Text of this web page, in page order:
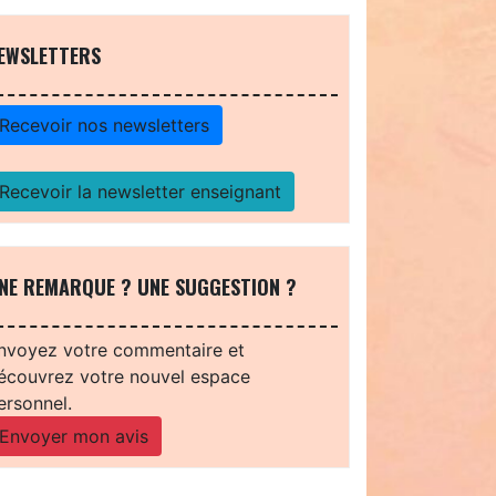
Recevoir nos newsletters
Recevoir la newsletter enseignant
REMARQUE ? UNE SUGGESTION ?
votre commentaire et
votre nouvel espace
Envoyer mon avis